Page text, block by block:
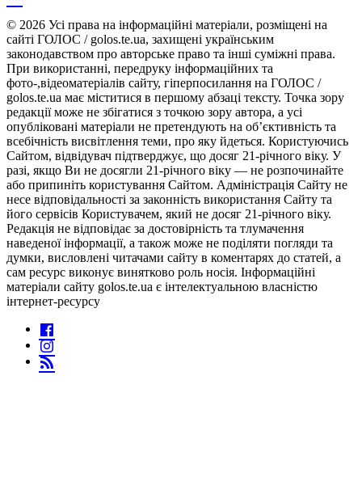
© 2026 Усі права на інформаційні матеріали, розміщені на
сайті ГОЛОС / golos.te.ua, захищені українським
законодавством про авторське право та інші суміжні права.
При використанні, передруку інформаційних та
фото-,відеоматеріалів сайту, гіперпосилання на ГОЛОС /
golos.te.ua має міститися в першому абзаці тексту. Точка зору
редакції може не збігатися з точкою зору автора, а усі
опубліковані матеріали не претендують на об’єктивність та
всебічність висвітлення теми, про яку йдеться. Користуючись
Сайтом, відвідувач підтверджує, що досяг 21-річного віку. У
разі, якщо Ви не досягли 21-річного віку — не розпочинайте
або припиніть користування Сайтом. Адміністрація Сайту не
несе відповідальності за законність використання Сайту та
його сервісів Користувачем, який не досяг 21-річного віку.
Редакція не відповідає за достовірність та тлумачення
наведеної інформації, а також може не поділяти погляди та
думки, висловлені читачами сайту в коментарях до статей, а
сам ресурс виконує винятково роль носія. Інформаційні
матеріали сайту golos.te.ua є інтелектуальною власністю
інтернет-ресурсу